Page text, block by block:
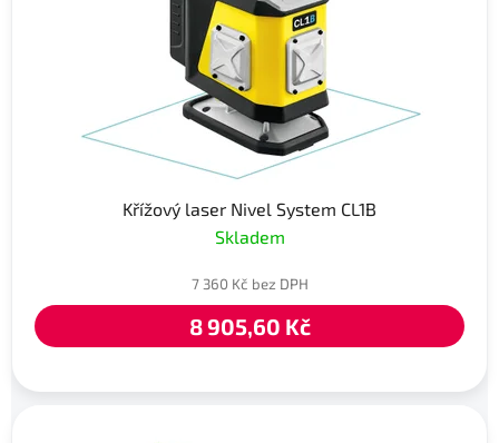
Křížový laser Nivel System CL1B
Skladem
7 360 Kč bez DPH
8 905,60 Kč